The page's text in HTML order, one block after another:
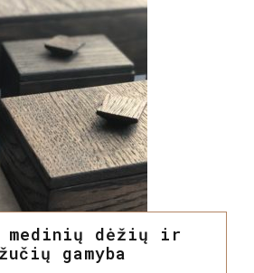
dėžių ir
gamyba